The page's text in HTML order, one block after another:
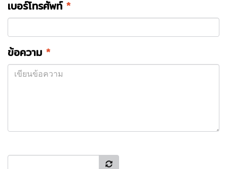
เบอร์โทรศัพท์*
ข้อความ *